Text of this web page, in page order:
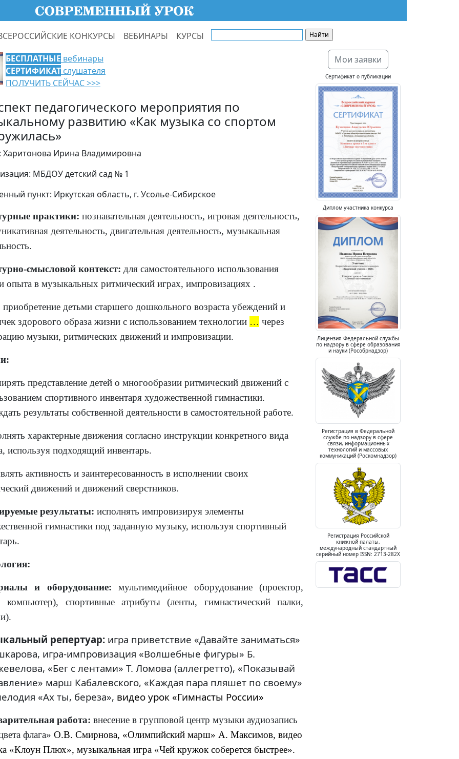
КОНКУРСЫ ВЕБИНАРЫ КУРСЫ
БЕСПЛАТНЫЕ вебинары
СЕРТИФИКАТ слушателя
ПОЛУЧИТЬ СЕЙЧАС >>>
педагогического мероприятия по
развитию «Как музыка со спортом
Харитонова Ирина Владимировна
МБДОУ детский сад № 1
пункт: Иркутская область, г. Усолье-Сибирское
практики: познавательная деятельность, игровая деятельность,
деятельность, двигательная деятельность, музыкальная
смысловой контекст: для самостоятельного использования
опыта в музыкальных ритмический играх, импровизациях .
приобретение детьми старшего дошкольного возраста убеждений и
здорового образа жизни с использованием технологии … через
музыки, ритмических движений и импровизации.
представление детей о многообразии ритмический движений с
спортивного инвентаря художественной гимнастики.
результаты собственной деятельности в самостоятельной работе.
характерные движения согласно инструкции конкретного вида
используя подходящий инвентарь.
активность и заинтересованность в исполнении своих
движений и движений сверстников.
результаты: исполнять импровизируя элементы
гимнастики под заданную музыку, используя спортивный
и оборудование:мультимедийное оборудование (проектор,
компьютер), спортивные атрибуты (ленты, гимнастический палки,
репертуар: игра приветствие «Давайте заниматься»
игра-импровизация «Волшебные фигуры» Б.
«Бег с лентами» Т. Ломова (аллегретто), «Показывай
марш Кабалевского, «Каждая пара пляшет по своему»
«Ах ты, береза», видео урок «Гимнасты России»
работа: внесение в групповой центр музыки аудиозапись
флага» О.В. Смирнова, «Олимпийский марш» А. Максимов, видео
«Клоун Плюх», музыкальная игра «Чей кружок соберется быстрее».
Мои заявки
Сертификат о публикации
Диплом участника конкурса
Лицензия Федеральной службы
по надзору в сфере образования
и науки (Рособрнадзор)
Регистрация в Федеральной
службе по надзору в сфере
связи, информационных
технологий и массовых
коммуникаций (Роскомнадзор)
Регистрация Российской
книжной палаты,
международный стандартный
серийный номер ISSN: 2713-282X